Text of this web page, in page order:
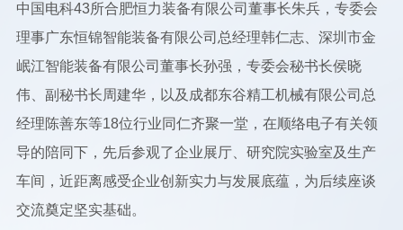
中国电科43所合肥恒力装备有限公司董事长朱兵，专委会
理事广东恒锦智能装备有限公司总经理韩仁志、深圳市金
岷江智能装备有限公司董事长孙强，专委会秘书长侯晓
伟、副秘书长周建华，以及成都东谷精工机械有限公司总
经理陈善东等18位行业同仁齐聚一堂，在顺络电子有关领
导的陪同下，先后参观了企业展厅、研究院实验室及生产
车间，近距离感受企业创新实力与发展底蕴，为后续座谈
交流奠定坚实基础。